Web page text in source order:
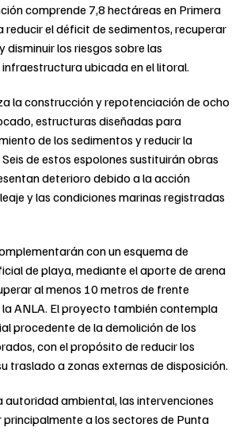
comprende 7,8 hectáreas en Primera
reducir el déficit de sedimentos, recuperar
disminuir los riesgos sobre las
ubicada en el litoral.
la construcción y repotenciación de ocho
estructuras diseñadas para
de los sedimentos y reducir la
de estos espolones sustituirán obras
deterioro debido a la acción
y las condiciones marinas registradas
con un esquema de
de playa, mediante el aporte de arena
al menos 10 metros de frente
ANLA. El proyecto también contempla
procedente de la demolición de los
con el propósito de reducir los
traslado a zonas externas de disposición.
autoridad ambiental, las intervenciones
a los sectores de Punta